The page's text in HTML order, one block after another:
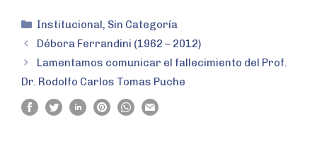
Institucional, Sin Categoría
Débora Ferrandini (1962 – 2012)
Lamentamos comunicar el fallecimiento del Prof.
Dr. Rodolfo Carlos Tomas Puche